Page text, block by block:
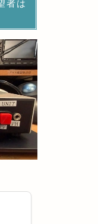
者は